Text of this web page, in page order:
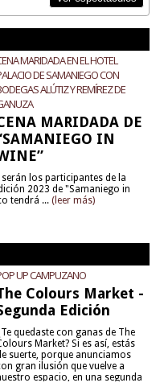
MARIDADA EN EL HOTEL
DE SAMANIEGO CON
ALÚTIZ Y REMÍREZ DE
MARIDADA DE
IN
los participantes de la
2023 de "Samaniego in
tendrá ... (leer más)
UP CAMPUZANO
Colours Market -
Edición
quedaste con ganas de The
Market? Si es así, estás
suerte, porque anunciamos
gran ilusión que vuelve a
espacio, en una segunda